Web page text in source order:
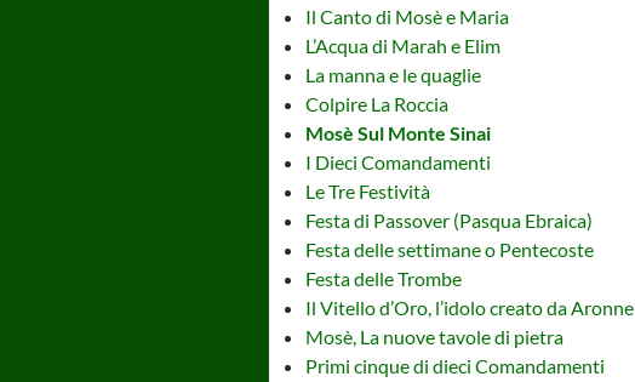
Il Canto di Mosè e Maria
L’Acqua di Marah e Elim
La manna e le quaglie
Colpire La Roccia
Mosè Sul Monte Sinai
I Dieci Comandamenti
Le Tre Festività
Festa di Passover (Pasqua Ebraica)
Festa delle settimane o Pentecoste
Festa delle Trombe
Il Vitello d’Oro, l’idolo creato da Aronne
Mosè, La nuove tavole di pietra
Primi cinque di dieci Comandamenti